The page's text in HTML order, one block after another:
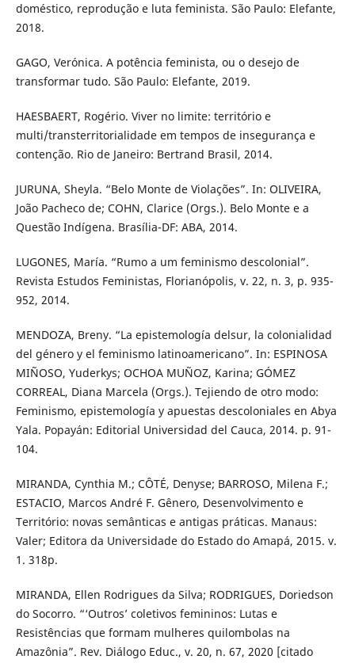
doméstico, reprodução e luta feminista. São Paulo: Elefante,
2018.
GAGO, Verónica. A potência feminista, ou o desejo de
transformar tudo. São Paulo: Elefante, 2019.
HAESBAERT, Rogério. Viver no limite: território e
multi/transterritorialidade em tempos de insegurança e
contenção. Rio de Janeiro: Bertrand Brasil, 2014.
JURUNA, Sheyla. “Belo Monte de Violações”. In: OLIVEIRA,
João Pacheco de; COHN, Clarice (Orgs.). Belo Monte e a
Questão Indígena. Brasília-DF: ABA, 2014.
LUGONES, María. “Rumo a um feminismo descolonial”.
Revista Estudos Feministas, Florianópolis, v. 22, n. 3, p. 935-
952, 2014.
MENDOZA, Breny. “La epistemología delsur, la colonialidad
del género y el feminismo latinoamericano”. In: ESPINOSA
MIÑOSO, Yuderkys; OCHOA MUÑOZ, Karina; GÓMEZ
CORREAL, Diana Marcela (Orgs.). Tejiendo de otro modo:
Feminismo, epistemología y apuestas descoloniales en Abya
Yala. Popayán: Editorial Universidad del Cauca, 2014. p. 91-
104.
MIRANDA, Cynthia M.; CÔTÉ, Denyse; BARROSO, Milena F.;
ESTACIO, Marcos André F. Gênero, Desenvolvimento e
Território: novas semânticas e antigas práticas. Manaus:
Valer; Editora da Universidade do Estado do Amapá, 2015. v.
1. 318p.
MIRANDA, Ellen Rodrigues da Silva; RODRIGUES, Doriedson
do Socorro. “‘Outros’ coletivos femininos: Lutas e
Resistências que formam mulheres quilombolas na
Amazônia”. Rev. Diálogo Educ., v. 20, n. 67, 2020 [citado